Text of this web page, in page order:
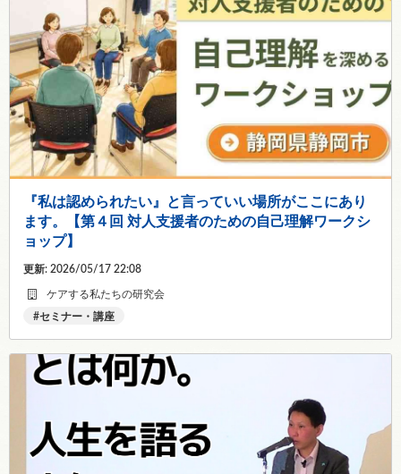
『私は認められたい』と言っていい場所がここにあり
ます。【第４回 対人支援者のための自己理解ワークシ
ョップ】
更新: 2026/05/17 22:08
ケアする私たちの研究会
セミナー・講座